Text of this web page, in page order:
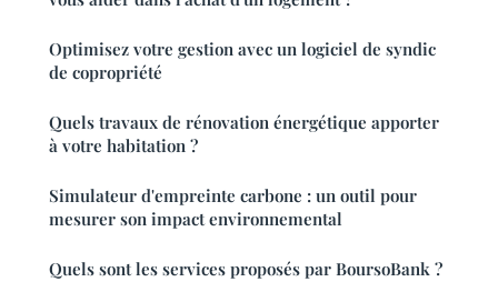
Optimisez votre gestion avec un logiciel de syndic
de copropriété
Quels travaux de rénovation énergétique apporter
à votre habitation ?
Simulateur d'empreinte carbone : un outil pour
mesurer son impact environnemental
Quels sont les services proposés par BoursoBank ?